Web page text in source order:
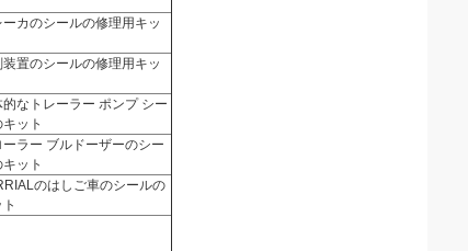
ーカのシールの修理用キッ
装置のシールの修理用キッ
的なトレーラー ポンプ シー
キット
ーラー ブルドーザーのシー
キット
のはしご車のシールの